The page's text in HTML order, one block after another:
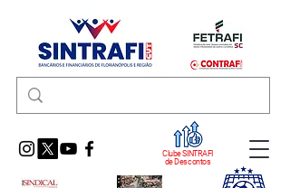
Clube SINTRAFI
de Descontos